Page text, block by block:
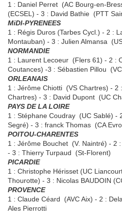
1 : Daniel Perret (AC Bourg-en-
(ECSEL) - 3 : David Bathie (PTT
MiDI-PYRENEES
1 : Régis Duros (Tarbes Cycl.) - 2 :
Montauban) - 3 : Julien Almansa
NORMANDIE
1 : Laurent Lecoeur (Flers 61) - 2 :
Coutances) -3 : Sébastien Pillou
ORLEANAIS
1 : Jérôme Chiotti (VS Chartres) - 2
Chartres) - 3 : David Dupont (UC
PAYS DE LA LOIRE
1 : Stéphane Coudray (UC Sablé) -
Segré) - 3 : franck Thomas (CA
POITOU-CHARENTES
1 : Jérôme Bouchet (V. Naintré) - 2
- 3 : Thierry Turpaud (St-Florent)
PICARDIE
1 : Christophe Hérisset (UC
Thourotte) - 3 : Nicolas BAUDOIN
PROVENCE
1 : Claude Céard (AVC Aix) - 2 :
Ales Pierrotti